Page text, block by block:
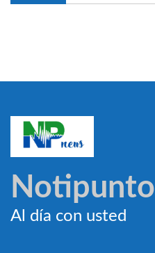
Notipunto
Al día con usted